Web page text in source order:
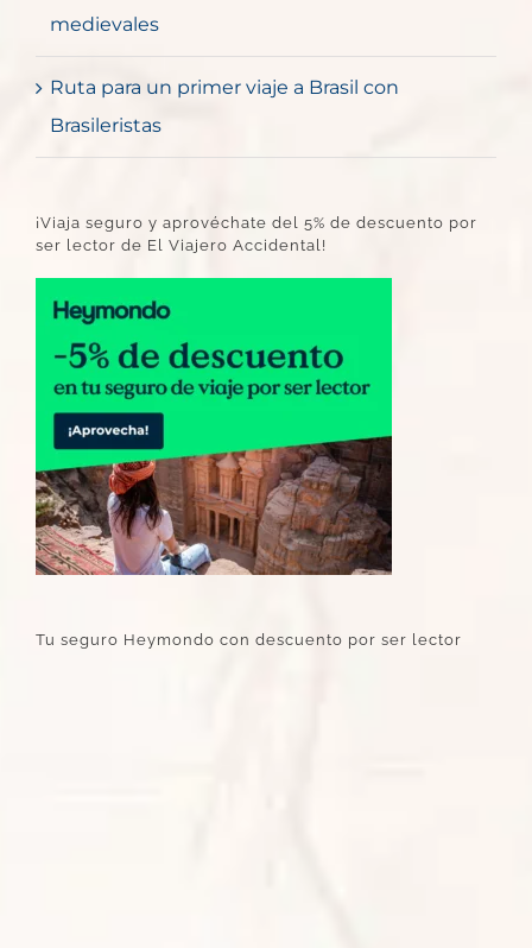
medievales
Ruta para un primer viaje a Brasil con
Brasileristas
¡Viaja seguro y aprovéchate del 5% de descuento por
ser lector de El Viajero Accidental!
Tu seguro Heymondo con descuento por ser lector